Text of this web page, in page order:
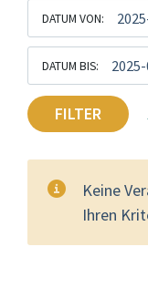
DATUM VON:
DATUM BIS:
FILTER
Keine
Ihren